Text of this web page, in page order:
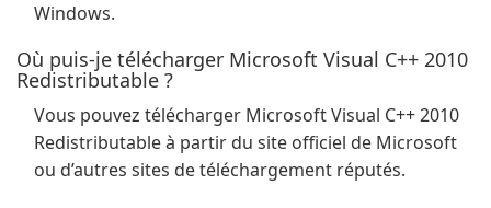
Windows.
Où puis-je télécharger Microsoft Visual C++ 2010
Redistributable ?
Vous pouvez télécharger Microsoft Visual C++ 2010
Redistributable à partir du site officiel de Microsoft
ou d’autres sites de téléchargement réputés.